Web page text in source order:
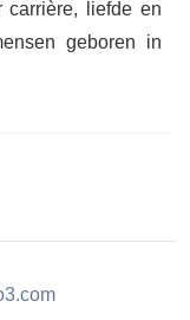
carrière, liefde en
geboren in